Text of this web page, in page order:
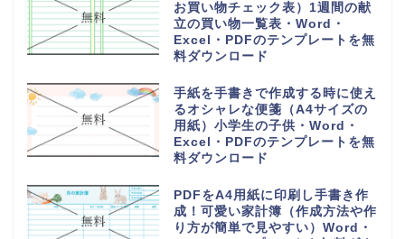
お買い物チェック表）1週間の献
立の買い物一覧表・Word・
Excel・PDFのテンプレートを無
料ダウンロード
手紙を手書きで作成する時に使え
るオシャレな便箋（A4サイズの
用紙）小学生の子供・Word・
Excel・PDFのテンプレートを無
料ダウンロード
PDFをA4用紙に印刷し手書き作
成！可愛い家計簿（作成方法や作
り方が簡単で見やすい）Word・